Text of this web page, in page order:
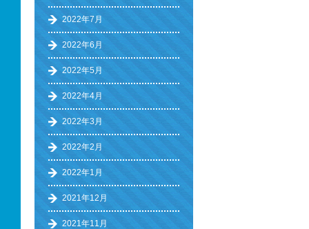
2022年7月
2022年6月
2022年5月
2022年4月
2022年3月
2022年2月
2022年1月
2021年12月
2021年11月